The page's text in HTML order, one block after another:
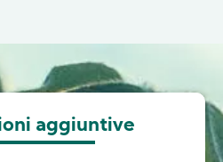
aggiuntive